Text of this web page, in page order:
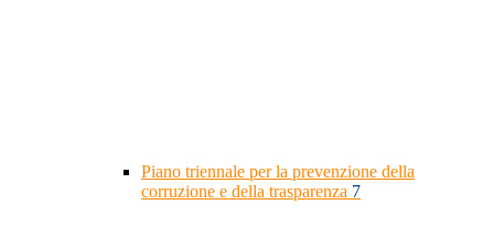
Piano triennale per la prevenzione della
corruzione e della trasparenza 7